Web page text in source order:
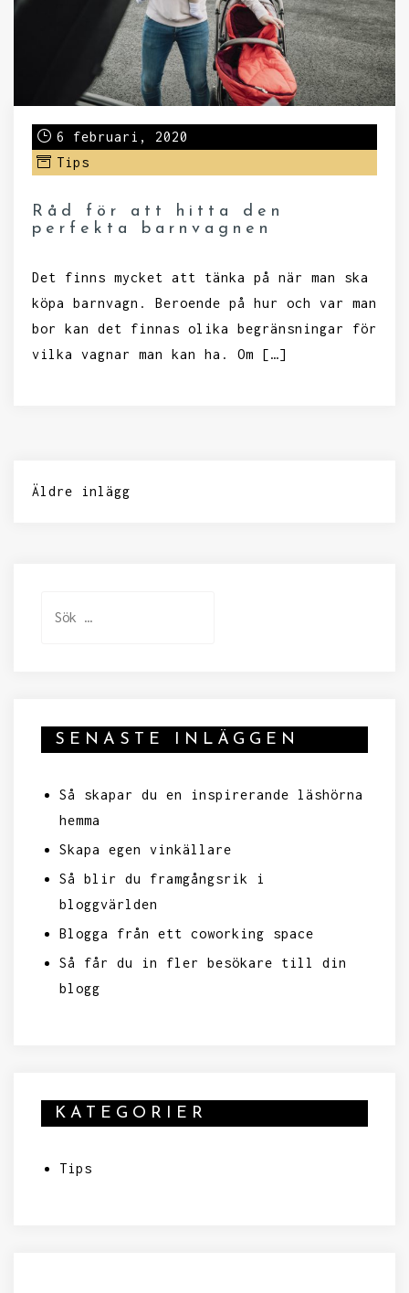
6 februari, 2020
Tips
Råd för att hitta den
perfekta barnvagnen
Det finns mycket att tänka på när man ska
köpa barnvagn. Beroende på hur och var man
bor kan det finnas olika begränsningar för
vilka vagnar man kan ha. Om […]
Inläggsnavigering
Äldre inlägg
SENASTE INLÄGGEN
Så skapar du en inspirerande läshörna
hemma
Skapa egen vinkällare
Så blir du framgångsrik i
bloggvärlden
Blogga från ett coworking space
Så får du in fler besökare till din
blogg
KATEGORIER
Tips